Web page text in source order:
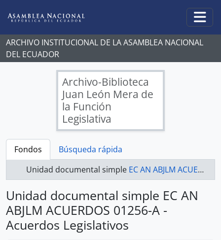
ARCHIVO INSTITUCIONAL DE LA ASAMBLEA NACIONAL
DEL ECUADOR
Archivo-Biblioteca
Juan León Mera de
la Función
Legislativa
Fondos
Búsqueda rápida
Unidad documental simple EC AN ABJLM ACUERDOS 01256-A - Acuerdos Legislativos
Unidad documental simple EC AN
ABJLM ACUERDOS 01256-A -
Acuerdos Legislativos